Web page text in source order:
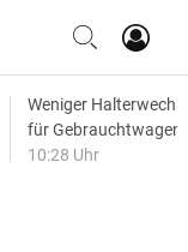
Weniger
für
10:28 Uhr